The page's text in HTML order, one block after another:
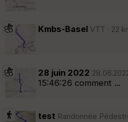
Kmbs-Basel VTT · 22
28 juin 2022
15:46:26 comment ...
test Randonnée